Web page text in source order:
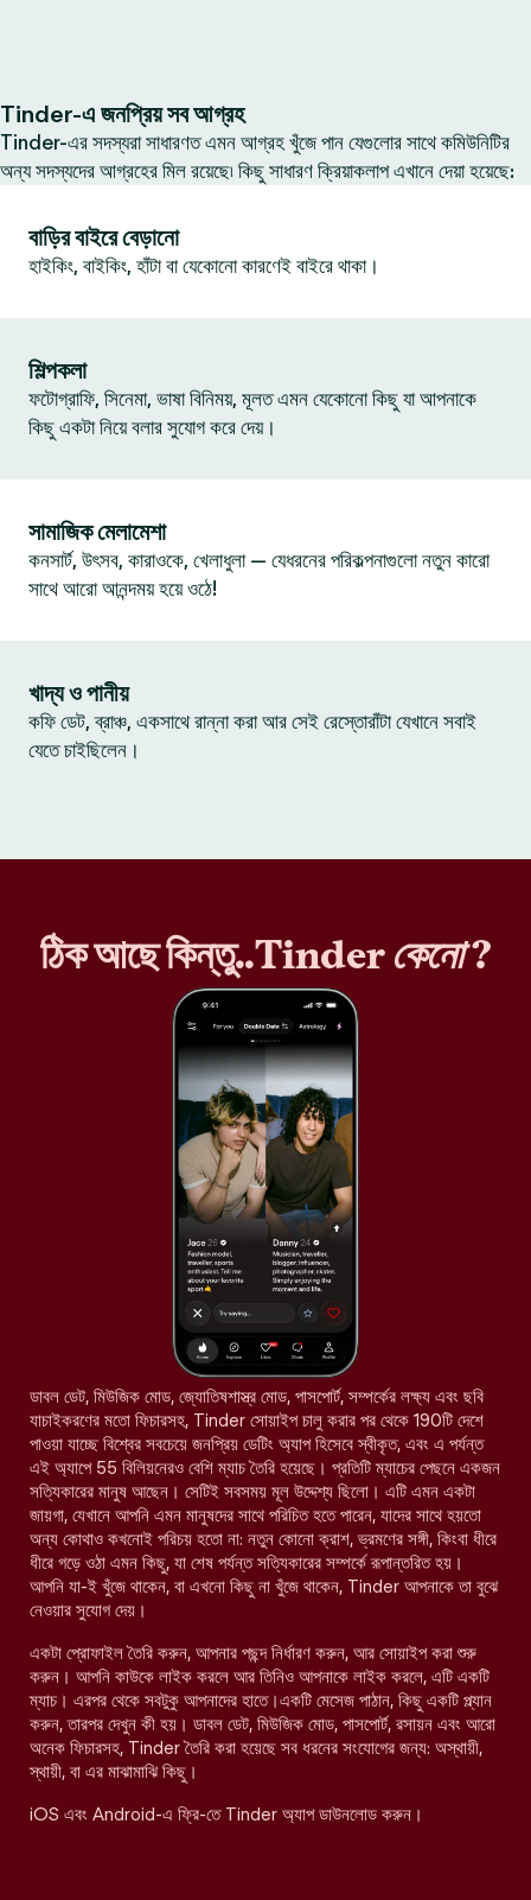
Tinder-এ জনপ্রিয় সব আগ্রহ
Tinder-এর সদস্যরা সাধারণত এমন আগ্রহ খুঁজে পান যেগুলোর সাথে কমিউনিটির
অন্য সদস্যদের আগ্রহের মিল রয়েছে৷ কিছু সাধারণ ক্রিয়াকলাপ এখানে দেয়া হয়েছে:
বাড়ির বাইরে বেড়ানো
হাইকিং, বাইকিং, হাঁটা বা যেকোনো কারণেই বাইরে থাকা।
শিল্পকলা
ফটোগ্রাফি, সিনেমা, ভাষা বিনিময়, মূলত এমন যেকোনো কিছু যা আপনাকে
কিছু একটা নিয়ে বলার সুযোগ করে দেয়।
সামাজিক মেলামেশা
কনসার্ট, উৎসব, কারাওকে, খেলাধুলা — যেধরনের পরিকল্পনাগুলো নতুন কারো
সাথে আরো আনন্দময় হয়ে ওঠে!
খাদ্য ও পানীয়
কফি ডেট, ব্রাঞ্চ, একসাথে রান্না করা আর সেই রেস্তোরাঁটা যেখানে সবাই
যেতে চাইছিলেন।
ঠিক আছে কিন্তু..Tinderকেনো?
ডাবল ডেট, মিউজিক মোড, জ্যোতিষশাস্ত্র মোড, পাসপোর্ট, সম্পর্কের লক্ষ্য এবং ছবি
যাচাইকরণের মতো ফিচারসহ, Tinder সোয়াইপ চালু করার পর থেকে 190টি দেশে
পাওয়া যাচ্ছে বিশ্বের সবচেয়ে জনপ্রিয় ডেটিং অ্যাপ হিসেবে স্বীকৃত, এবং এ পর্যন্ত
এই অ্যাপে 55 বিলিয়নেরও বেশি ম্যাচ তৈরি হয়েছে। প্রতিটি ম্যাচের পেছনে একজন
সত্যিকারের মানুষ আছেন। সেটিই সবসময় মূল উদ্দেশ্য ছিলো। এটি এমন একটা
জায়গা, যেখানে আপনি এমন মানুষদের সাথে পরিচিত হতে পারেন, যাদের সাথে হয়তো
অন্য কোথাও কখনোই পরিচয় হতো না: নতুন কোনো ক্রাশ, ভ্রমণের সঙ্গী, কিংবা ধীরে
ধীরে গড়ে ওঠা এমন কিছু, যা শেষ পর্যন্ত সত্যিকারের সম্পর্কে রূপান্তরিত হয়।
আপনি যা-ই খুঁজে থাকেন, বা এখনো কিছু না খুঁজে থাকেন, Tinder আপনাকে তা বুঝে
নেওয়ার সুযোগ দেয়।
একটা প্রোফাইল তৈরি করুন, আপনার পছন্দ নির্ধারণ করুন, আর সোয়াইপ করা শুরু
করুন। আপনি কাউকে লাইক করলে আর তিনিও আপনাকে লাইক করলে, এটি একটি
ম্যাচ। এরপর থেকে সবটুকু আপনাদের হাতে।একটি মেসেজ পাঠান, কিছু একটি প্ল্যান
করুন, তারপর দেখুন কী হয়। ডাবল ডেট, মিউজিক মোড, পাসপোর্ট, রসায়ন এবং আরো
অনেক ফিচারসহ, Tinder তৈরি করা হয়েছে সব ধরনের সংযোগের জন্য: অস্থায়ী,
স্থায়ী, বা এর মাঝামাঝি কিছু।
iOS এবং Android-এ ফ্রি-তে Tinder অ্যাপ ডাউনলোড করুন।